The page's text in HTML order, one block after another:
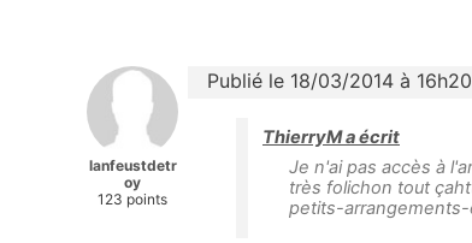
lanfeustdetr
oy
123 points
Publié le 18/03/2014 à 16h20
ThierryM a écrit
Je n'ai pas accès à
très folichon tout
petits-